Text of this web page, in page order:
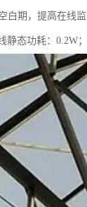
白期，提高在线
态功耗：0.2W；